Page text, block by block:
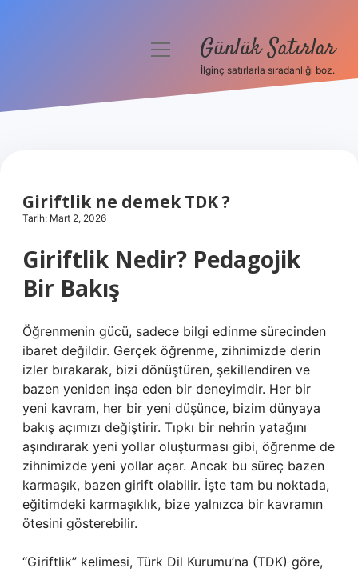
Hakkımızda
menüyü Günlük Satırlar
İlginç satırlarla sıradanlığı boz.
Giriftlik ne demek TDK ?
Tarih: Mart 2, 2026
Giriftlik Nedir? Pedagojik
Bir Bakış
Öğrenmenin gücü, sadece bilgi edinme sürecinden
ibaret değildir. Gerçek öğrenme, zihnimizde derin
izler bırakarak, bizi dönüştüren, şekillendiren ve
bazen yeniden inşa eden bir deneyimdir. Her bir
yeni kavram, her bir yeni düşünce, bizim dünyaya
bakış açımızı değiştirir. Tıpkı bir nehrin yatağını
aşındırarak yeni yollar oluşturması gibi, öğrenme de
zihnimizde yeni yollar açar. Ancak bu süreç bazen
karmaşık, bazen girift olabilir. İşte tam bu noktada,
eğitimdeki karmaşıklık, bize yalnızca bir kavramın
ötesini gösterebilir.
“Giriftlik” kelimesi, Türk Dil Kurumu’na (TDK) göre,